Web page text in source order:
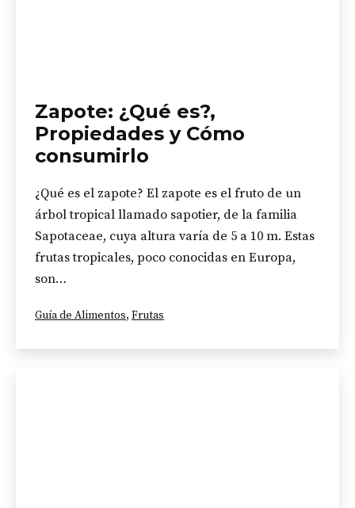
Zapote: ¿Qué es?,
Propiedades y Cómo
consumirlo
¿Qué es el zapote? El zapote es el fruto de un
árbol tropical llamado sapotier, de la familia
Sapotaceae, cuya altura varía de 5 a 10 m. Estas
frutas tropicales, poco conocidas en Europa,
son…
Categorizado
Guía de Alimentos, Frutas